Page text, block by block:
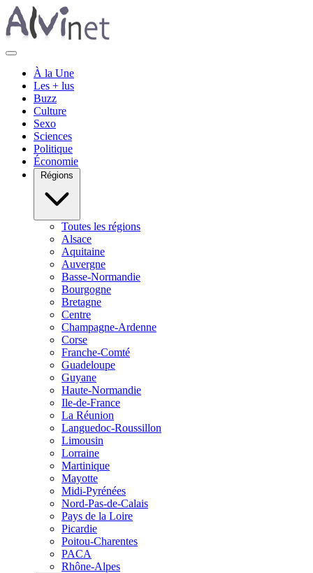
À la Une
Les + lus
Buzz
Culture
Sexo
Sciences
Politique
Économie
Régions
Toutes les régions
Alsace
Aquitaine
Auvergne
Basse-Normandie
Bourgogne
Bretagne
Centre
Champagne-Ardenne
Corse
Franche-Comté
Guadeloupe
Guyane
Haute-Normandie
Ile-de-France
La Réunion
Languedoc-Roussillon
Limousin
Lorraine
Martinique
Mayotte
Midi-Pyrénées
Nord-Pas-de-Calais
Pays de la Loire
Picardie
Poitou-Charentes
PACA
Rhône-Alpes